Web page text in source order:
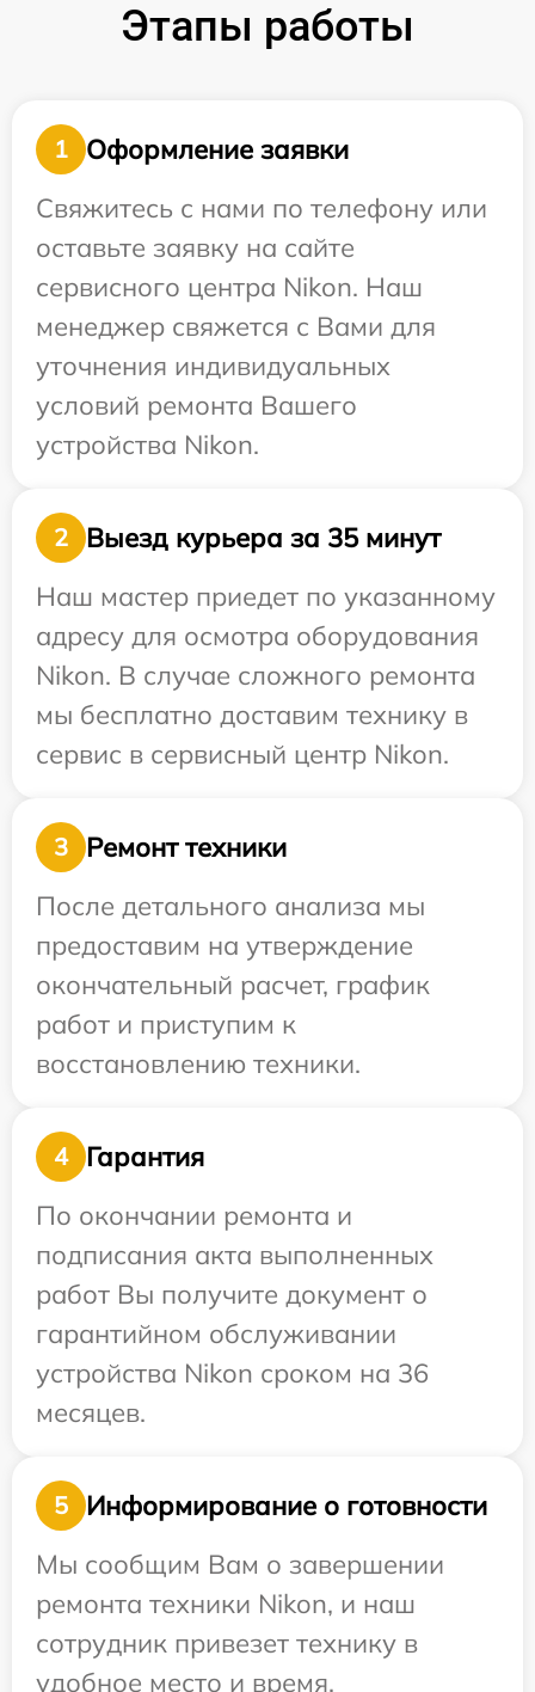
Этапы работы
1
Оформление заявки
Свяжитесь с нами по телефону или
оставьте заявку на сайте
сервисного центра Nikon. Наш
менеджер свяжется с Вами для
уточнения индивидуальных
условий ремонта Вашего
устройства Nikon.
2
Выезд курьера за 35 минут
Наш мастер приедет по указанному
адресу для осмотра оборудования
Nikon. В случае сложного ремонта
мы бесплатно доставим технику в
сервис в сервисный центр Nikon.
3
Ремонт техники
После детального анализа мы
предоставим на утверждение
окончательный расчет, график
работ и приступим к
восстановлению техники.
4
Гарантия
По окончании ремонта и
подписания акта выполненных
работ Вы получите документ о
гарантийном обслуживании
устройства Nikon сроком на 36
месяцев.
5
Информирование о готовности
Мы сообщим Вам о завершении
ремонта техники Nikon, и наш
сотрудник привезет технику в
удобное место и время.